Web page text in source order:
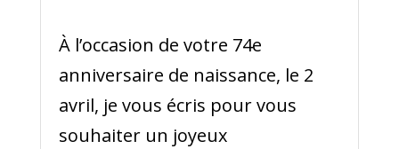
À l’occasion de votre 74e
anniversaire de naissance, le 2
avril, je vous écris pour vous
souhaiter un joyeux